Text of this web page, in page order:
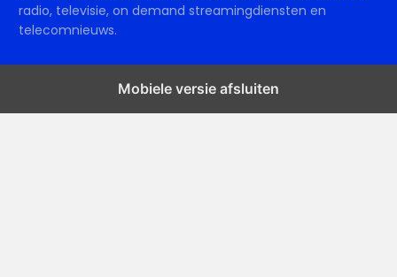
radio, televisie, on demand streamingdiensten en
telecomnieuws.
Mobiele versie afsluiten